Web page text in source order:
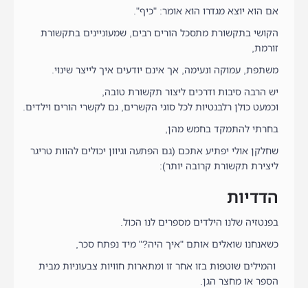
אם הוא יוצא מגדרו הוא אומר: "כיף".
הקושי בתקשורת מתסכל הורים רבים, שמעוניינים בתקשורת
זורמת,
משתפת, עמוקה ונעימה, אך אינם יודעים איך לייצר שינוי.
יש הרבה סיבות ודרכים ליצור תקשורת טובה,
וכמעט כולן רלבנטיות לכל סוגי הקשרים, גם לקשרי הורים וילדים.
בחרתי להתמקד בחמש מהן,
שחלקן אולי יפתיע אתכם (גם הפתעה וגיוון יכולים להוות טריגר
ליצירת תקשורת קרובה יותר):
הדדיות
בפנטזיה שלנו הילדים מספרים לנו הכול.
כשאנחנו שואלים אותם "איך היה?" מיד נפתח סכר,
והמילים שוטפות בזו אחר זו ומתארות חוויות צבעוניות מבית
הספר או מחצר הגן.